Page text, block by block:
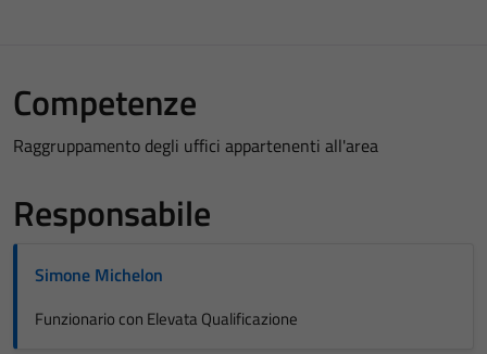
Competenze
Raggruppamento degli uffici appartenenti all'area
Responsabile
Simone Michelon
Funzionario con Elevata Qualificazione